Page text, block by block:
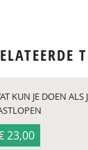
KUN JE DOEN ALS
23,00